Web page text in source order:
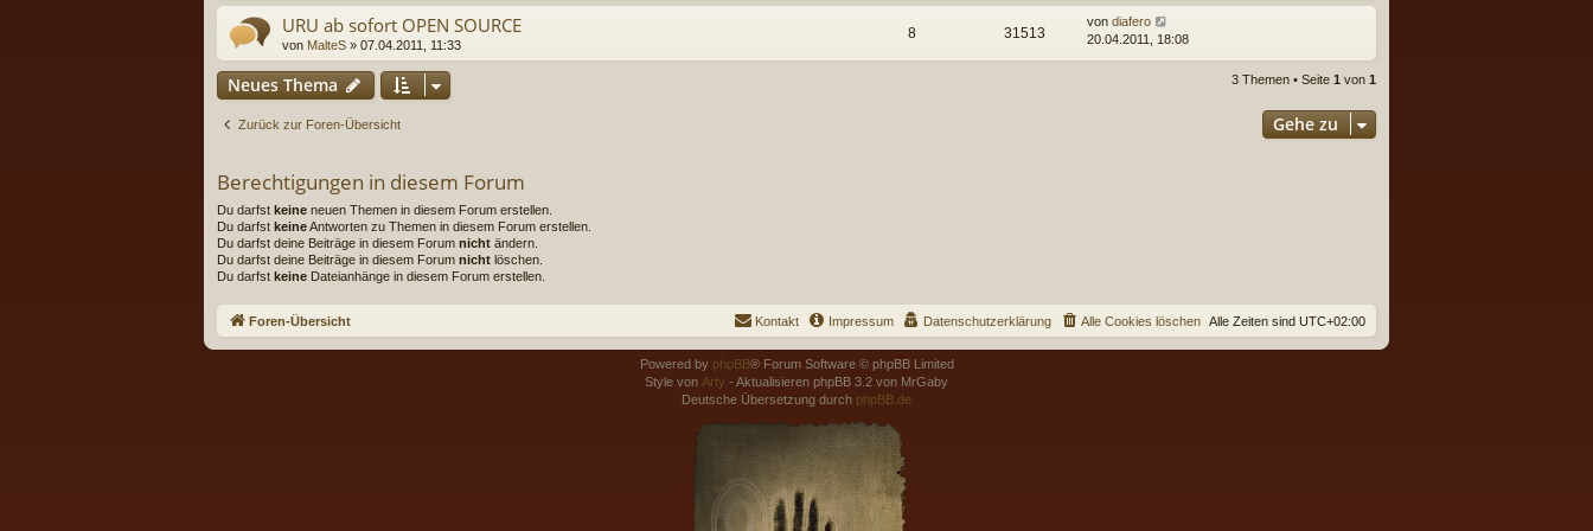
URU ab sofort OPEN SOURCE
von MalteS » 07.04.2011, 11:33
8 31513
von diafero
20.04.2011, 18:08
Neues Thema 3 Themen • Seite 1 von 1
Zurück zur Foren-Übersicht Gehe zu
Berechtigungen in diesem Forum
Du darfst keine neuen Themen in diesem Forum erstellen.
Du darfst keineAntworten zu Themen in diesem Forum erstellen.
Du darfst deine Beiträge in diesem Forum nicht ändern.
Du darfst deine Beiträge in diesem Forum nicht löschen.
Du darfst keine Dateianhänge in diesem Forum erstellen.
Foren-Übersicht Alle Zeiten sind UTC+02:00
Alle Cookies löschen
Datenschutzerklärung
Impressum
Kontakt
Powered by phpBB® Forum Software © phpBB Limited
Style von Arty - Aktualisieren phpBB 3.2 von MrGaby
Deutsche Übersetzung durch phpBB.de